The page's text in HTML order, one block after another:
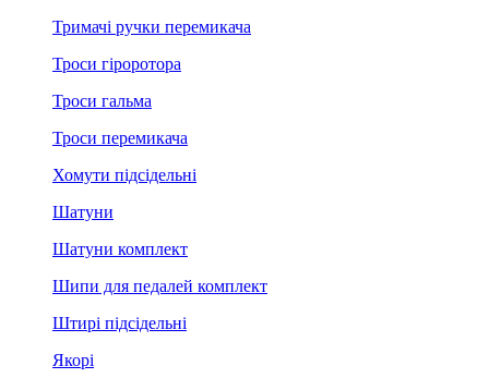
Тримачі ручки перемикача
Троси гіроротора
Троси гальма
Троси перемикача
Хомути підсідельні
Шатуни
Шатуни комплект
Шипи для педалей комплект
Штирі підсідельні
Якорі